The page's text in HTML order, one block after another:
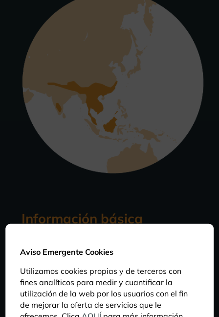
Información básica
De alimentación carnívora, su dieta se basa
principalmente de crustáceos, moluscos y ranas,
además de pescado.
Aviso Emergente Cookies
Utilizamos cookies propias y de terceros con
fines analíticos para medir y cuantificar la
utilización de la web por los usuarios con el fin
de mejorar la oferta de servicios que le